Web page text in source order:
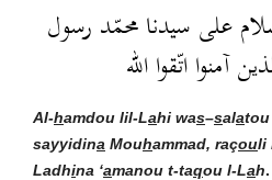
على سيدنا محمّد رسول
آمنوا اتّقوا الله
Al-hamdou lil-Lahi was–salatou
sayyidina Mouhammad, raçouli
Ladhina ‘amanou t-taqou l-Lah.